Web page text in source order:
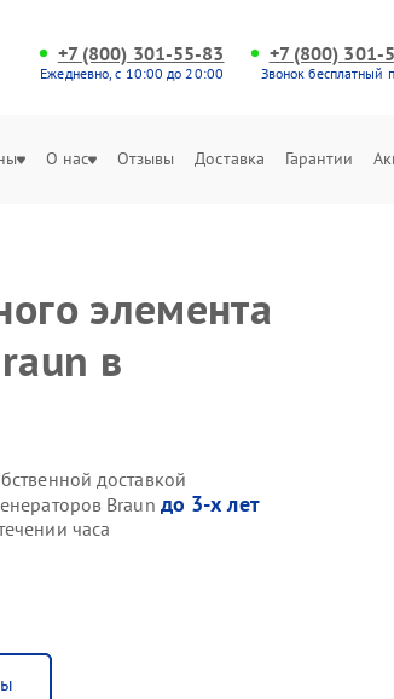
+7 (800) 301-55-83
Ежедневно, с 10:00 до 20:00
+7 (800) 301-
Звонок бесплатный
О нас Отзывы Доставка Гарантии
элемента
в
доставкой
Braun до 3-х лет
часа